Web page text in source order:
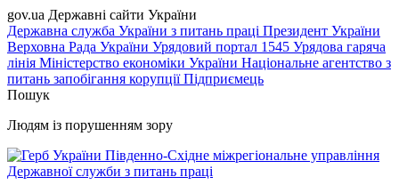
gov.ua Державні сайти України
Державна служба України з питань праці Президент України
Верховна Рада України Урядовий портал 1545 Урядова гаряча
лінія Міністерство економіки України Національне агентство з
питань запобігання корупціїПідприємець
Пошук
Людям із порушенням зору
Південно-Східне міжрегіональне управління
Державної служби з питань праці